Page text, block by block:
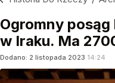
Ogromny
w Iraku. Ma
Dodano: 2 listopada 2023 14:24